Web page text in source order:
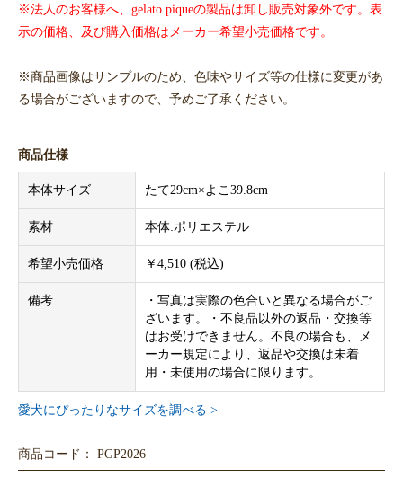
※法人のお客様へ、gelato piqueの製品は卸し販売対象外です。表
示の価格、及び購入価格はメーカー希望小売価格です。
※商品画像はサンプルのため、色味やサイズ等の仕様に変更があ
る場合がございますので、予めご了承ください。
商品仕様
本体サイズ たて29cm×よこ39.8cm
素材 本体:ポリエステル
希望小売価格 ￥4,510 (税込)
備考
・写真は実際の色合いと異なる場合がご
ざいます。・不良品以外の返品・交換等
はお受けできません。不良の場合も、メ
ーカー規定により、返品や交換は未着
用・未使用の場合に限ります。
愛犬にぴったりなサイズを調べる >
商品コード： PGP2026